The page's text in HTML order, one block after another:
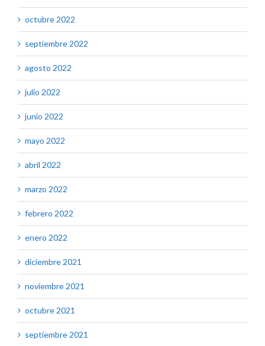
octubre 2022
septiembre 2022
agosto 2022
julio 2022
junio 2022
mayo 2022
abril 2022
marzo 2022
febrero 2022
enero 2022
diciembre 2021
noviembre 2021
octubre 2021
septiembre 2021